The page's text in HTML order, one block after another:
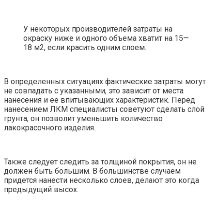
У некоторых производителей затраты на
окраску ниже и одного объема хватит на 15—
18 м2, если красить одним слоем.
В определенных ситуациях фактические затраты могут
не совпадать с указанными, это зависит от места
нанесения и ее впитывающих характеристик. Перед
нанесением ЛКМ специалисты советуют сделать слой
грунта, он позволит уменьшить количество
лакокрасочного изделия.
Также следует следить за толщиной покрытия, он не
должен быть большим. В большинстве случаем
придется нанести несколько слоев, делают это когда
предыдущий высох.